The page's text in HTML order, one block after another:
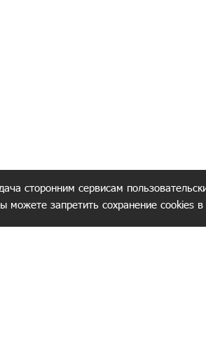
сторонним сервисам
можете запретить сохранение cookies